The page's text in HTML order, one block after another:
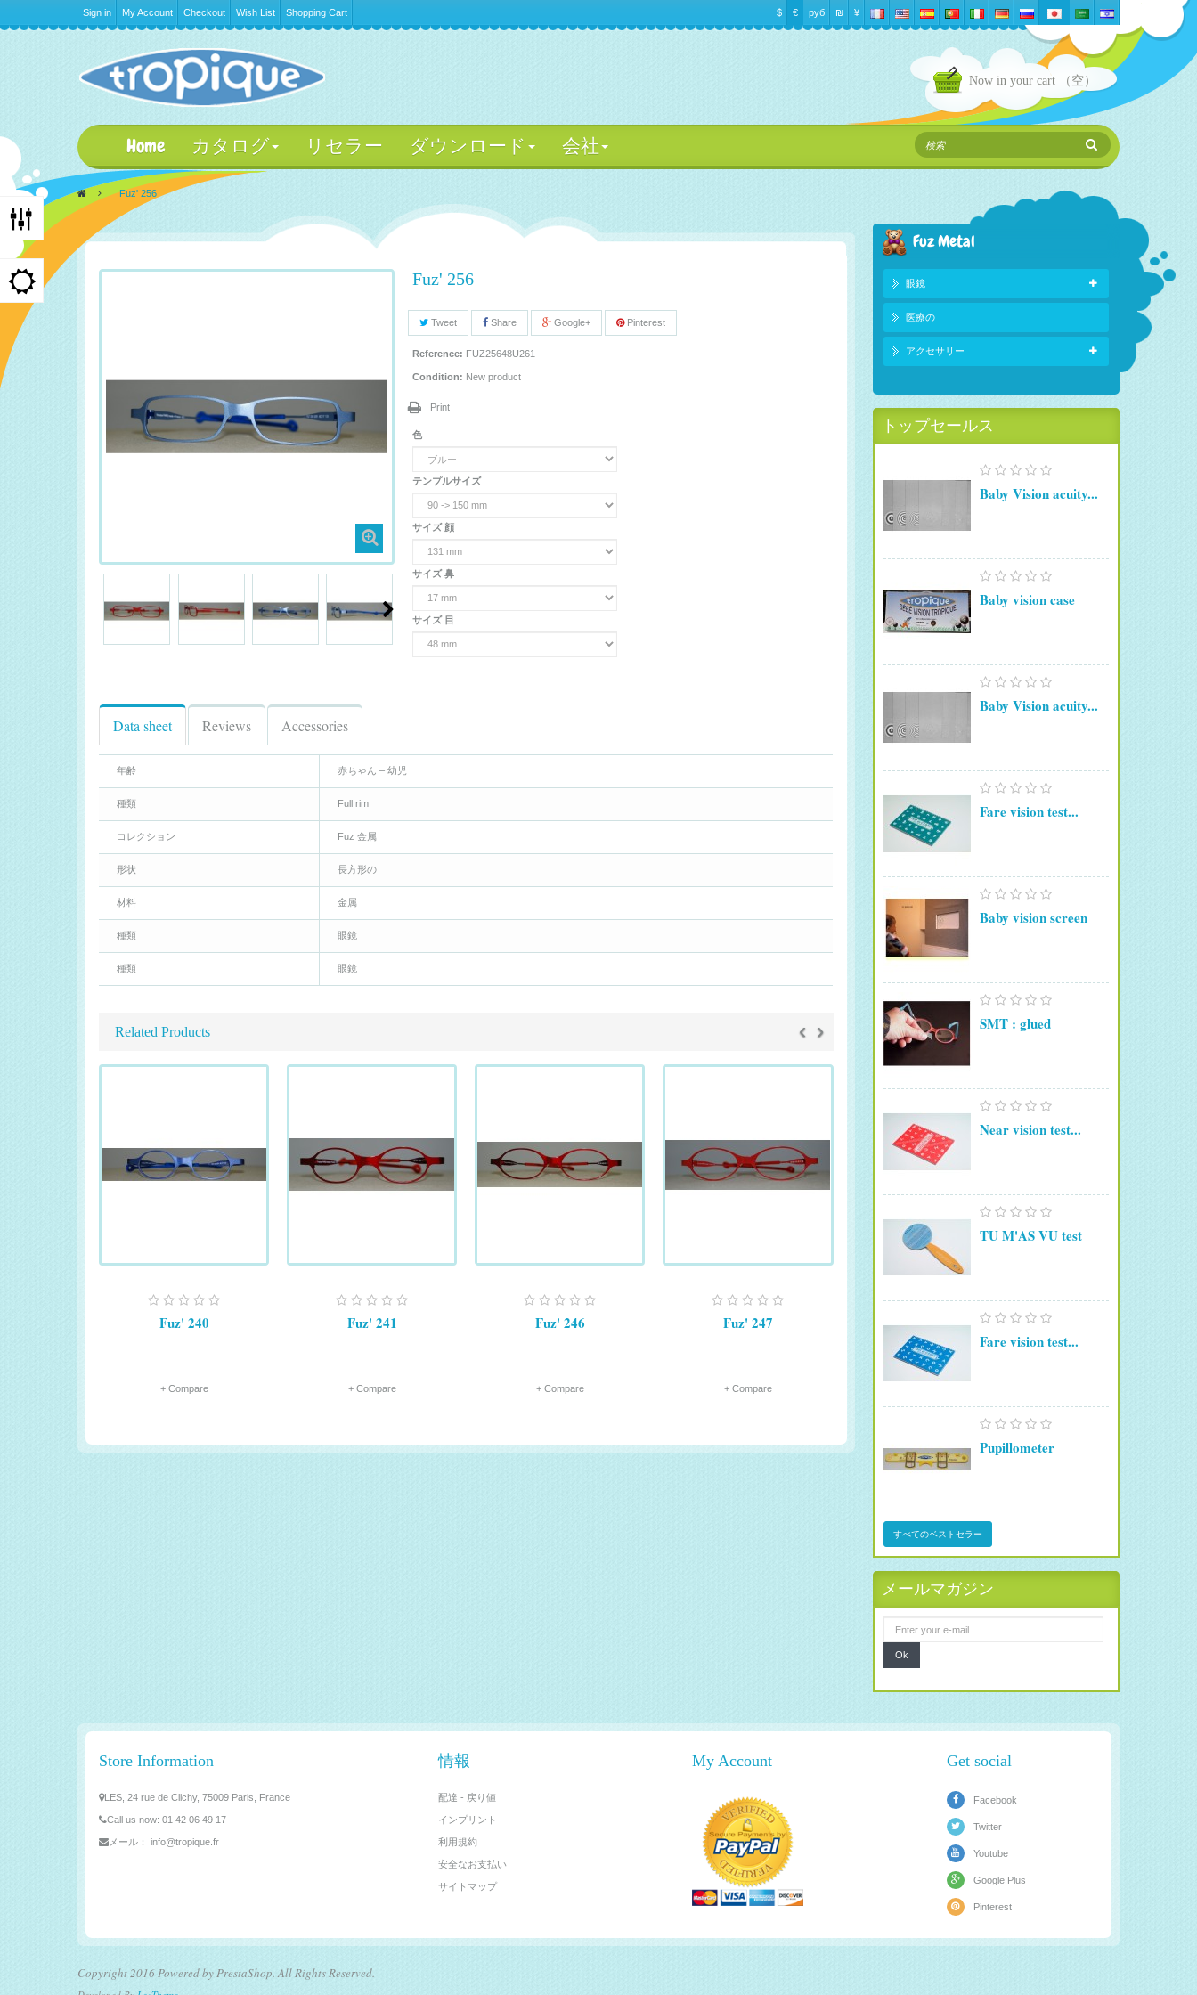
$ € руб ₪‎ ¥
Sign in My Account Checkout Wish List Shopping Cart
Now in your cart （空）
Home カタログ リセラー ダウンロード 会社
> Fuz' 256
Fuz' 256
Tweet Share Google+ Pinterest
Reference: FUZ25648U261
Condition: New product
Print
色
テンプルサイズ
サイズ 顔
サイズ 鼻
サイズ 目
Data sheet Reviews Accessories
年齢 赤ちゃん – 幼児
種類 Full rim
コレクション Fuz 金属
形状 長方形の
材料 金属
種類 眼鏡
種類 眼鏡
Related Products ‹ ›
Fuz' 240
+ Compare
Fuz' 241
+ Compare
Fuz' 246
+ Compare
Fuz' 247
+ Compare
Fuz Metal
眼鏡
医療の
アクセサリー
トップセールス
Baby Vision acuity...
Baby vision case
Baby Vision acuity...
Fare vision test...
Baby vision screen
SMT : glued
Near vision test...
TU M'AS VU test
Fare vision test...
Pupillometer
すべてのベストセラー
メールマガジン
Ok
Store Information
LES, 24 rue de Clichy, 75009 Paris, France
Call us now: 01 42 06 49 17
メール： info@tropique.fr
情報
配達 - 戻り値
インプリント
利用規約
安全なお支払い
サイトマップ
My Account Get social
Facebook
Twitter
Youtube
Google Plus
Pinterest
Copyright 2016 Powered by PrestaShop. All Rights Reserved.